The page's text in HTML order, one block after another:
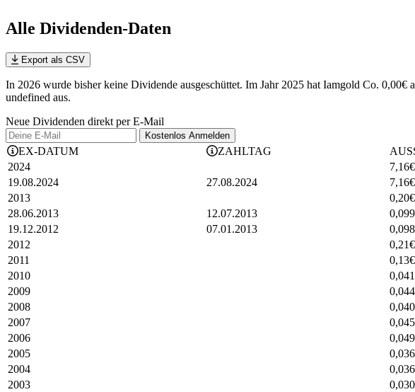
Alle Dividenden-Daten
Export als CSV
In 2026 wurde bisher keine Dividende ausgeschüttet. Im Jahr 2025 hat Iamgold Co. 0,00€
undefined aus.
Neue Dividenden direkt per E-Mail
Kostenlos Anmelden
EX-DATUM ZAHLTAG
2024
7,16€
19.08.2024
27.08.2024 7,16€
2013
0,20€
28.06.2013
12.07.2013
19.12.2012
07.01.2013
2012
0,21€
2011
0,13€
2010
2009
2008
2007
2006
2005
2004
2003